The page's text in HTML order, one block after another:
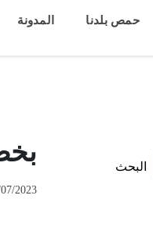
حمص بلدنا المدونة
2023
البحث